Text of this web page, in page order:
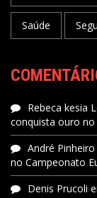
Saúde
Rebeca kesia
conquista ouro no
André Pinheiro
no Campeonato
Denis Prucoli